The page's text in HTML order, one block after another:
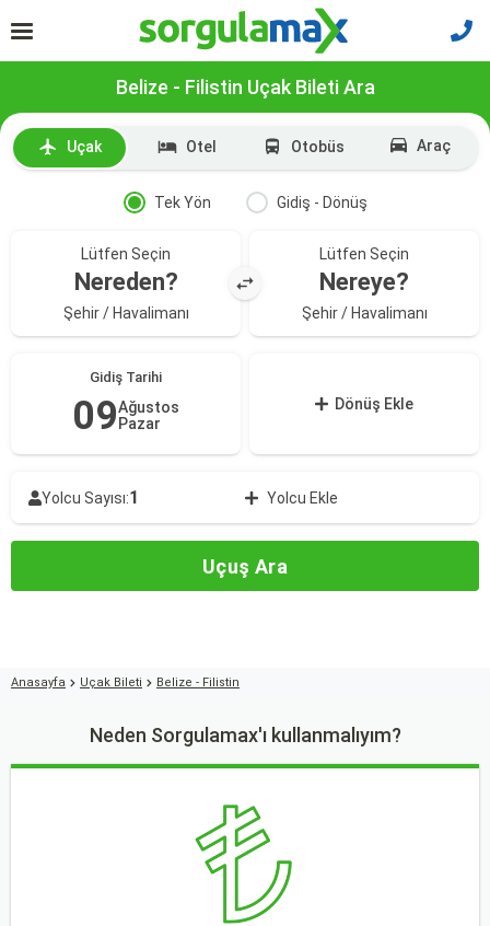
Belize - Filistin Uçak Bileti Ara
Uçak Otel Otobüs Araç
Tek Yön Gidiş - Dönüş
Lütfen Seçin
Nereden?
Şehir / Havalimanı
Lütfen Seçin
Nereye?
Şehir / Havalimanı
Gidiş Tarihi
09Ağustos
Pazar
Dönüş Ekle
Yolcu Sayısı:1 Yolcu Ekle
Uçuş Ara
Anasayfa Uçak Bileti Belize - Filistin
Neden Sorgulamax'ı kullanmalıyım?